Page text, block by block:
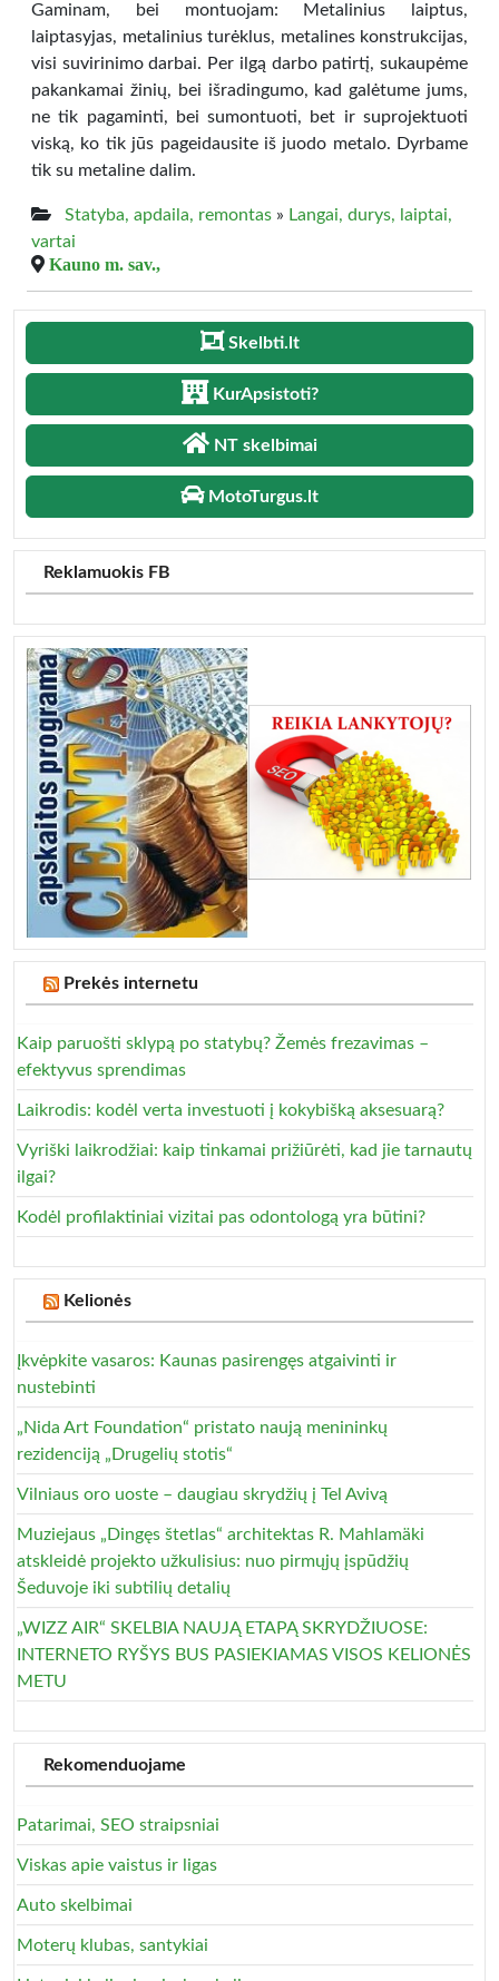
Gaminam, bei montuojam: Metalinius laiptus,
laiptasyjas, metalinius turėklus, metalines konstrukcijas,
visi suvirinimo darbai. Per ilgą darbo patirtį, sukaupėme
pakankamai žinių, bei išradingumo, kad galėtume jums,
ne tik pagaminti, bei sumontuoti, bet ir suprojektuoti
viską, ko tik jūs pageidausite iš juodo metalo. Dyrbame
tik su metaline dalim.
Statyba, apdaila, remontas » Langai, durys, laiptai,
vartai
Kauno m. sav.,
Skelbti.lt
KurApsistoti?
NT skelbimai
MotoTurgus.lt
Reklamuokis FB
Prekės internetu
Kaip paruošti sklypą po statybų? Žemės frezavimas –
efektyvus sprendimas
Laikrodis: kodėl verta investuoti į kokybišką aksesuarą?
Vyriški laikrodžiai: kaip tinkamai prižiūrėti, kad jie tarnautų
ilgai?
Kodėl profilaktiniai vizitai pas odontologą yra būtini?
Kelionės
Įkvėpkite vasaros: Kaunas pasirengęs atgaivinti ir
nustebinti
„Nida Art Foundation“ pristato naują menininkų
rezidenciją „Drugelių stotis“
Vilniaus oro uoste – daugiau skrydžių į Tel Avivą
Muziejaus „Dingęs štetlas“ architektas R. Mahlamäki
atskleidė projekto užkulisius: nuo pirmųjų įspūdžių
Šeduvoje iki subtilių detalių
„WIZZ AIR“ SKELBIA NAUJĄ ETAPĄ SKRYDŽIUOSE:
INTERNETO RYŠYS BUS PASIEKIAMAS VISOS KELIONĖS
METU
Rekomenduojame
Patarimai, SEO straipsniai
Viskas apie vaistus ir ligas
Auto skelbimai
Moterų klubas, santykiai